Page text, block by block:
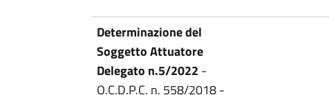
Determinazione del
Soggetto Attuatore
Delegato n.5/2022 -
O.C.D.P.C. n. 558/2018 -